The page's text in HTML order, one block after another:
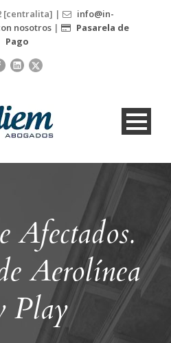
[centralita] |
info@in-
nosotros|
Pasarela de
Pago
Afectados.
Aerolínea
Play